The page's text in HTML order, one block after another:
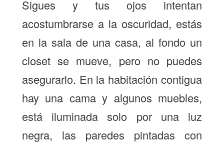
Sigues y tus ojos intentan
acostumbrarse a la oscuridad, estás
en la sala de una casa, al fondo un
closet se mueve, pero no puedes
asegurarlo. En la habitación contigua
hay una cama y algunos muebles,
está iluminada solo por una luz
negra, las paredes pintadas con